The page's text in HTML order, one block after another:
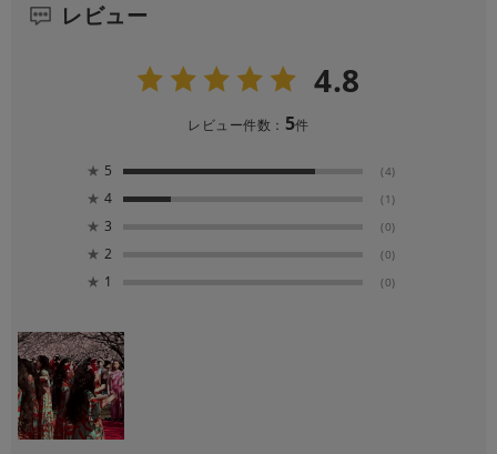
レビュー
4.8
レビュー件数： 5件
★ 5 (4)
★ 4 (1)
★ 3 (0)
★ 2 (0)
★ 1 (0)